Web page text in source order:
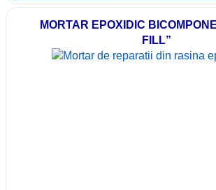
MORTAR EPOXIDIC
FILL”